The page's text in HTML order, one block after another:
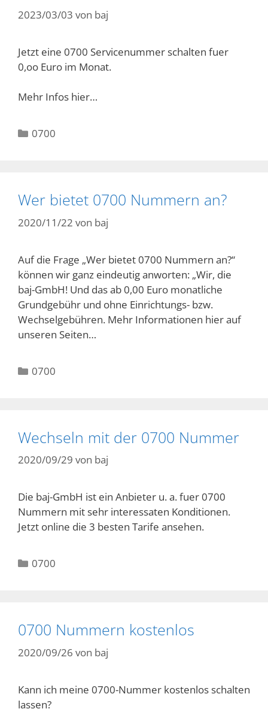
2023/03/03 von baj
Jetzt eine 0700 Servicenummer schalten fuer
0,oo Euro im Monat.
Mehr Infos hier…
Kategorien
0700
Wer bietet 0700 Nummern an?
2020/11/22 von baj
Auf die Frage „Wer bietet 0700 Nummern an?“
können wir ganz eindeutig anworten: „Wir, die
baj-GmbH! Und das ab 0,00 Euro monatliche
Grundgebühr und ohne Einrichtungs- bzw.
Wechselgebühren. Mehr Informationen hier auf
unseren Seiten…
Kategorien
0700
Wechseln mit der 0700 Nummer
2020/09/29 von baj
Die baj-GmbH ist ein Anbieter u. a. fuer 0700
Nummern mit sehr interessaten Konditionen.
Jetzt online die 3 besten Tarife ansehen.
Kategorien
0700
0700 Nummern kostenlos
2020/09/26 von baj
Kann ich meine 0700-Nummer kostenlos schalten
lassen?